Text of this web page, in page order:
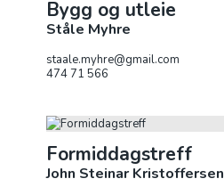
Bygg og utleie
Ståle Myhre
staale.myhre@gmail.com
474 71 566
Formiddagstreff
John Steinar Kristoffersen